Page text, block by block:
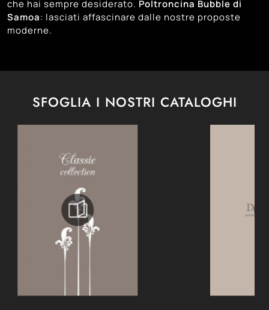
che hai sempre desiderato. Poltroncina Bubble di
Samoa: lasciati affascinare dalle nostre proposte
moderne.
SFOGLIA I NOSTRI CATALOGHI